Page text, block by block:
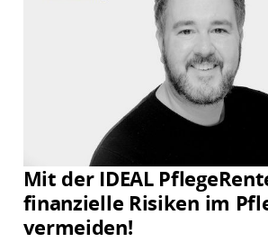
Mit der IDEAL
finanzielle Risiken im
vermeiden!